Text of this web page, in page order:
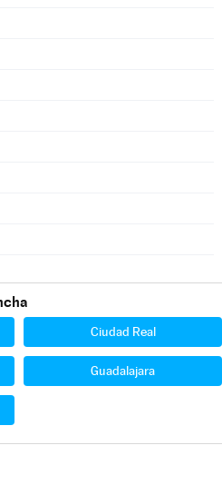
Ciudad Real
Guadalajara